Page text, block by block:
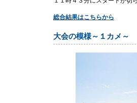
総合結果はこちらから
大会の模様～１カメ～